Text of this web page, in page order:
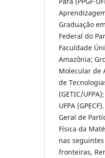
Graduação
Federal do
Faculdade
Amazônia;
Molecular de
de
(GETIC/
UFPA
Geral de
Física da
nas
fronteiras,